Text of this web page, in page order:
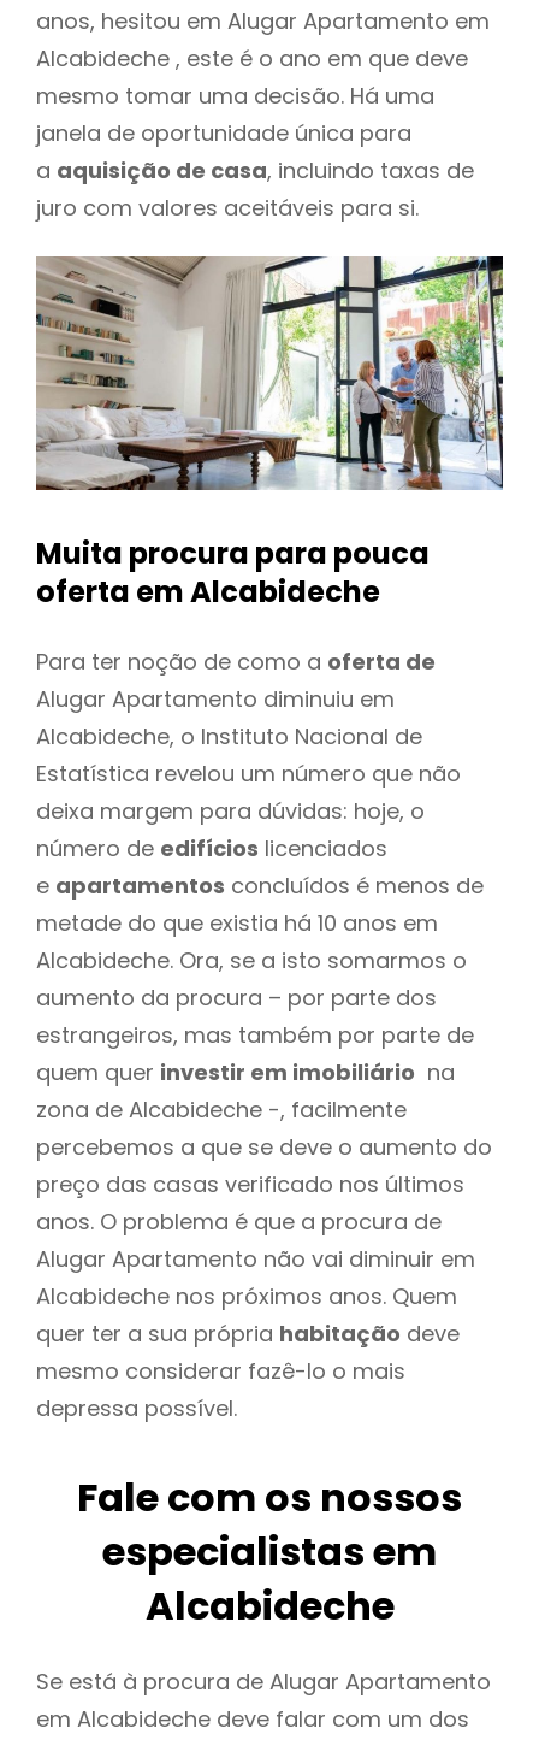
anos, hesitou em Alugar Apartamento em
Alcabideche , este é o ano em que deve
mesmo tomar uma decisão. Há uma
janela de oportunidade única para
a aquisição de casa, incluindo taxas de
juro com valores aceitáveis para si.
Muita procura para pouca
oferta em Alcabideche
Para ter noção de como a oferta de
Alugar Apartamento diminuiu em
Alcabideche, o Instituto Nacional de
Estatística revelou um número que não
deixa margem para dúvidas: hoje, o
número de edifícios licenciados
e apartamentos concluídos é menos de
metade do que existia há 10 anos em
Alcabideche. Ora, se a isto somarmos o
aumento da procura – por parte dos
estrangeiros, mas também por parte de
quem quer investir em imobiliário na
zona de Alcabideche -, facilmente
percebemos a que se deve o aumento do
preço das casas verificado nos últimos
anos. O problema é que a procura de
Alugar Apartamento não vai diminuir em
Alcabideche nos próximos anos. Quem
quer ter a sua própria habitação deve
mesmo considerar fazê-lo o mais
depressa possível.
Fale com os nossos
especialistas em
Alcabideche
Se está à procura de Alugar Apartamento
em Alcabideche deve falar com um dos